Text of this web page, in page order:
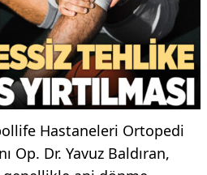
Hastaneleri Ortopedi
Op. Dr. Yavuz Baldıran,